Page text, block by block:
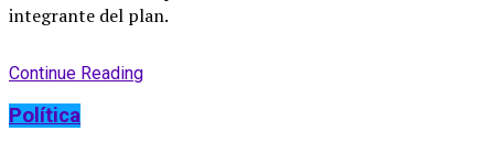
integrante del plan.
Continue Reading
Política